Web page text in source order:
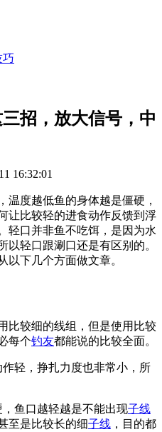
巧
招，放大信号，中
16:32:01
温度越低鱼的身体越是僵硬，
让比较轻的进食动作反馈到浮
轻口并非鱼不吃饵，是因为水
以轻口跟涮口还是有区别的。
以下几个方面做文章。
比较细的线组，但是使用比较
每个钓友都能说的比较全面。
轻，挣扎力度也非常小，所
鱼口越轻越是不能出现子线
至是比较长的细子线 ，目的都